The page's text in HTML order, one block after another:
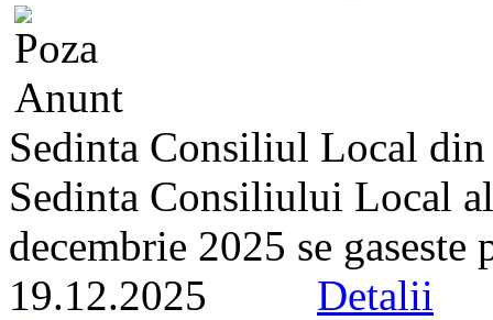
Sedinta Consiliul Local
Sedinta Consiliului Local
decembrie 2025 se
19.12.2025 Detalii